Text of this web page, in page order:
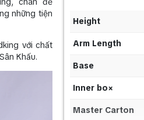
những tiện
với chất
Khấu.
Height
Arm Length
Base
Inner bo×
Master Carton